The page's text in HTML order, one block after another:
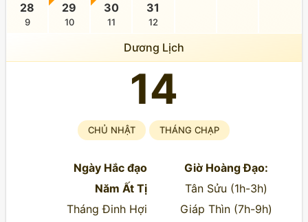
28
9
29
10
30
11
31
12
Dương Lịch
14
CHỦ NHẬT THÁNG CHẠP
Ngày Hắc đạo
Năm Ất Tị
Tháng Đinh Hợi
Giờ Hoàng Đạo:
Tân Sửu (1h-3h)
Giáp Thìn (7h-9h)